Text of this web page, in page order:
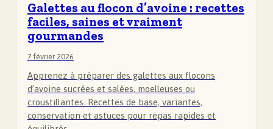
Galettes au flocon d’avoine : recettes
faciles, saines et vraiment
gourmandes
7 février 2026
Apprenez à préparer des galettes aux flocons
d’avoine sucrées et salées, moelleuses ou
croustillantes. Recettes de base, variantes,
conservation et astuces pour repas rapides et